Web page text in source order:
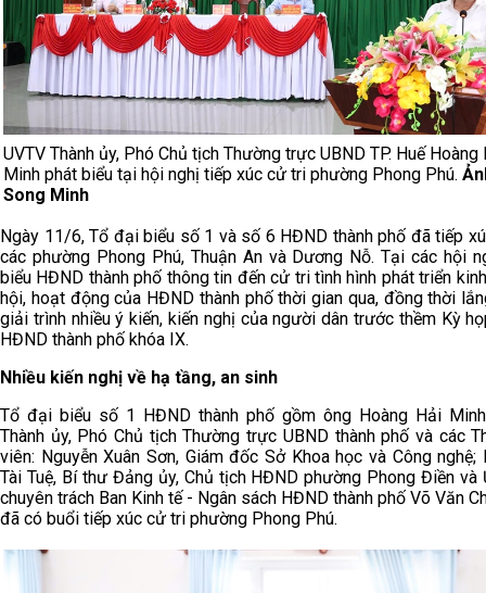
UVTV Thành ủy, Phó Chủ tịch Thường trực UBND TP. Huế Hoàng
Minh phát biểu tại hội nghị tiếp xúc cử tri phường Phong Phú.
Song Minh
Ngày 11/6, Tổ đại biểu số 1 và số 6 HĐND thành phố đã tiếp
các phường Phong Phú, Thuận An và Dương Nỗ. Tại các hội
biểu HĐND thành phố thông tin đến cử tri tình hình phát triển
hội, hoạt động của HĐND thành phố thời gian qua, đồng thời
giải trình nhiều ý kiến, kiến nghị của người dân trước thềm Kỳ
HĐND thành phố khóa IX.
Nhiều kiến nghị về hạ tầng, an sinh
Tổ đại biểu số 1 HĐND thành phố gồm ông Hoàng Hải
Thành ủy, Phó Chủ tịch Thường trực UBND thành phố và các
viên: Nguyễn Xuân Sơn, Giám đốc Sở Khoa học và Công nghệ;
Tài Tuệ, Bí thư Đảng ủy, Chủ tịch HĐND phường Phong Điền và
chuyên trách Ban Kinh tế - Ngân sách HĐND thành phố Võ Văn
đã có buổi tiếp xúc cử tri phường Phong Phú.